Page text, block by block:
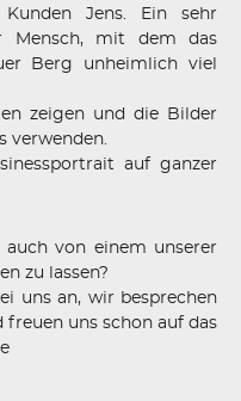
Jens. Ein sehr
Mensch, mit dem das
Berg unheimlich viel
zeigen und die Bilder
verwenden.
auf ganzer
auch von einem unserer
zu lassen?
uns an, wir besprechen
uns schon auf das